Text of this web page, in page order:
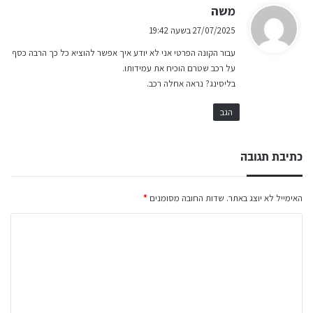
משה
ב
27/07/2025 בשעה 19:42
עבור הקונה הפרטי אני לא יודע איך אפשר להוציא כל כך הרבה כסף
על רכב שטרם הוכיח את עמידותו.
בליסינג? נראה אחלה רכב.
הגב
כתיבת תגובה
האימייל לא יוצג באתר. שדות החובה מסומנים *